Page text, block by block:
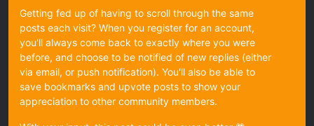
Getting fed up of having to scroll through the same
posts each visit? When you register for an account,
you'll always come back to exactly where you were
before, and choose to be notified of new replies (either
via email, or push notification). You'll also be able to
save bookmarks and upvote posts to show your
appreciation to other community members.